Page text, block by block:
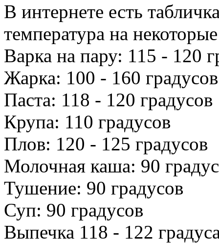
В интернете есть
температура на
Варка на пару: 115 - 120
Жарка: 100 - 160 градусов
Паста: 118 - 120 градусов
Крупа: 110 градусов
Плов: 120 - 125 градусов
Молочная каша: 90
Тушение: 90 градусов
Суп: 90 градусов
Выпечка 118 - 122